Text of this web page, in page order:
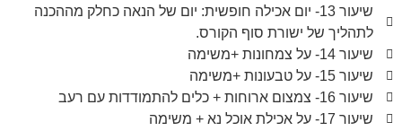
שיעור 13- יום אכילה חופשית: יום של הנאה כחלק מההכנה
לתהליך של ישורת סוף הקורס.
שיעור 14- על צמחונות +משימה
שיעור 15- על טבעונות +משימה
שיעור 16- צמצום ארוחות + כלים להתמודדות עם רעב
שיעור 17- על אכילת אוכל נא + משימה